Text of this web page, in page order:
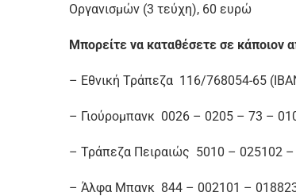
Οργανισμών (3 τεύχη), 60 ευρώ
Μπορείτε να καταθέσετε σε κάποιον
– Εθνική Τράπεζα 116/768054-65
– Γιούρομπανκ 0026 – 0205 – 73 –
– Τράπεζα Πειραιώς 5010 – 025102
– Άλφα Μπανκ 844 – 002101 –